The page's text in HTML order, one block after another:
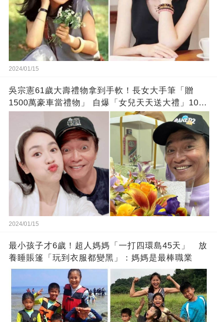
2024/01/15
吳宗憲61歲大壽禮物拿到手軟！長女大手筆「贈
1500萬豪車當禮物」 自爆「女兒天天送大禮」10年
徒弟也不甘示弱!
2024/01/15
最小孩子才6歲！超人媽媽「一打四環島45天」 放
養睡賬篷「玩到衣服都變黑」：媽媽是最棒職業